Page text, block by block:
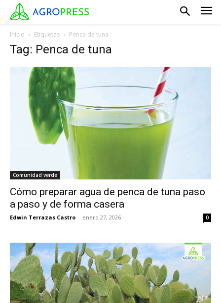
Inicio Etiquetas Penca de tuna
Tag: Penca de tuna
Comunidad verde
Cómo preparar agua de penca de tuna paso
a paso y de forma casera
Edwin Terrazas Castro - enero 27, 2026 0